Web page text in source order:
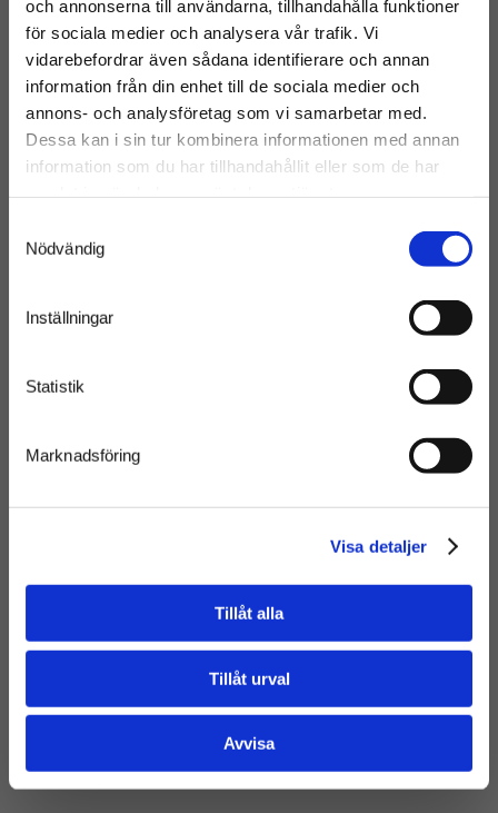
och annonserna till användarna, tillhandahålla funktioner
för sociala medier och analysera vår trafik. Vi
vidarebefordrar även sådana identifierare och annan
information från din enhet till de sociala medier och
annons- och analysföretag som vi samarbetar med.
Dessa kan i sin tur kombinera informationen med annan
information som du har tillhandahållit eller som de har
Nödvändig
Inställningar
Statistik
Marknadsföring
Visa detaljer
Tillåt alla
Tillåt urval
Avvisa
Industriportar &
smidesprodukter
Optimera din fastighet med AJAB industriportar